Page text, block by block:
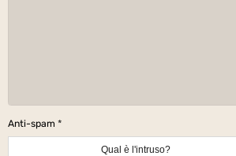
Anti-spam
Qual è l'intruso?